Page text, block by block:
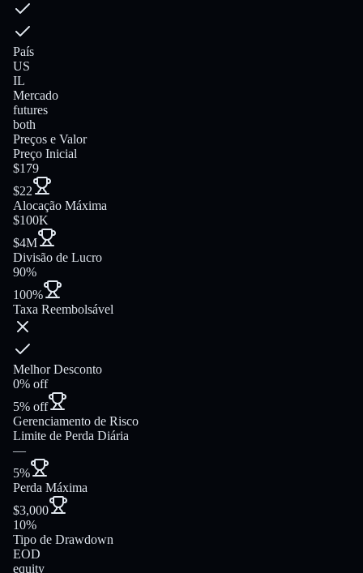
País
US
IL
Mercado
futures
both
Preços e Valor
Preço Inicial
$179
$22
Alocação Máxima
$100K
$4M
Divisão de Lucro
90%
100%
Taxa Reembolsável
Melhor Desconto
0% off
5% off
Gerenciamento de Risco
Limite de Perda Diária
—
5%
Perda Máxima
$3,000
10%
Tipo de Drawdown
EOD
equity